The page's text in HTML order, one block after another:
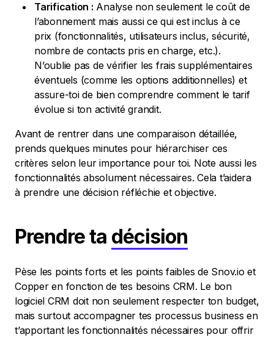
Tarification : Analyse non seulement le coût de
l’abonnement mais aussi ce qui est inclus à ce
prix (fonctionnalités, utilisateurs inclus, sécurité,
nombre de contacts pris en charge, etc.).
N’oublie pas de vérifier les frais supplémentaires
éventuels (comme les options additionnelles) et
assure-toi de bien comprendre comment le tarif
évolue si ton activité grandit.
Avant de rentrer dans une comparaison détaillée,
prends quelques minutes pour hiérarchiser ces
critères selon leur importance pour toi. Note aussi les
fonctionnalités absolument nécessaires. Cela t’aidera
à prendre une décision réfléchie et objective.
Prendre ta décision
Pèse les points forts et les points faibles de Snov.io et
Copper en fonction de tes besoins CRM. Le bon
logiciel CRM doit non seulement respecter ton budget,
mais surtout accompagner tes processus business en
t’apportant les fonctionnalités nécessaires pour offrir